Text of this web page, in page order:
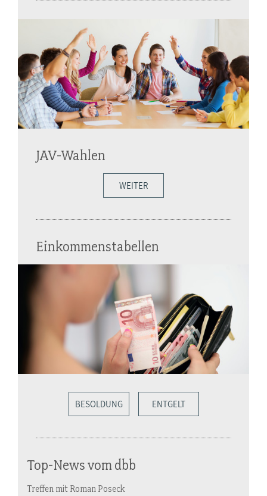
JAV-Wahlen
WEITER
Einkommenstabellen
BESOLDUNG ENTGELT
Top-News vom dbb
Treffen mit Roman Poseck